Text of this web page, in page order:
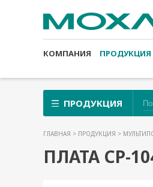
КОМПАНИЯ ПРОДУКЦИЯ
ПРОДУКЦИЯ
ГЛАВНАЯ > ПРОДУКЦИЯ >
ПЛАТА CP-